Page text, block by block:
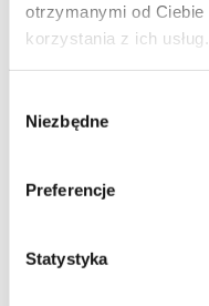
otrzymanymi od
korzystania z ich usług.
zgody
Niezbędne
Preferencje
Statystyka